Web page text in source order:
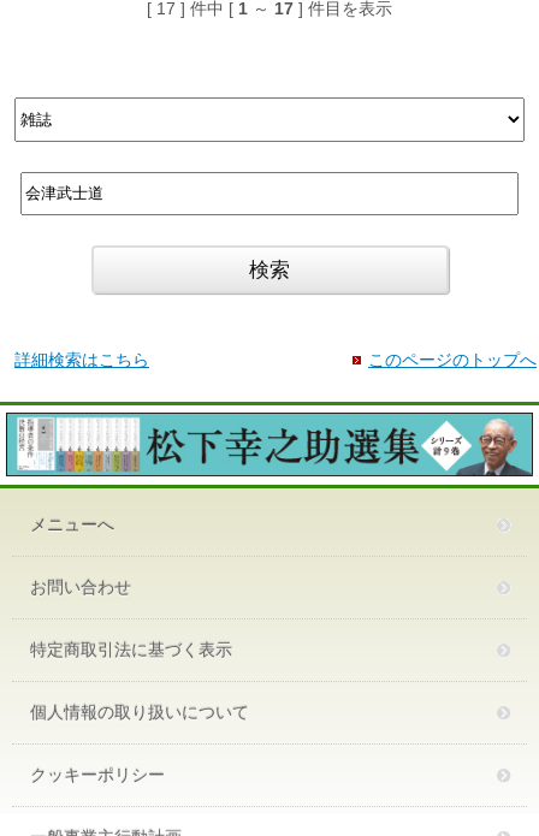
[ 17 ] 件中 [ 1 ～ 17 ] 件目を表示
詳細検索はこちら このページのトップへ
メニューへ
お問い合わせ
特定商取引法に基づく表示
個人情報の取り扱いについて
クッキーポリシー